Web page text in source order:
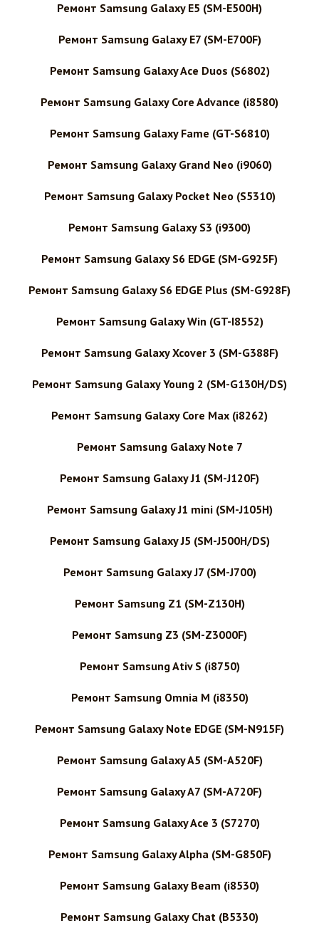
Ремонт Samsung Galaxy E5 (SM-E500H)
Ремонт Samsung Galaxy E7 (SM-E700F)
Ремонт Samsung Galaxy Ace Duos (S6802)
Ремонт Samsung Galaxy Core Advance (i8580)
Ремонт Samsung Galaxy Fame (GT-S6810)
Ремонт Samsung Galaxy Grand Neo (i9060)
Ремонт Samsung Galaxy Pocket Neo (S5310)
Ремонт Samsung Galaxy S3 (i9300)
Ремонт Samsung Galaxy S6 EDGE (SM-G925F)
Ремонт Samsung Galaxy S6 EDGE Plus (SM-G928F)
Ремонт Samsung Galaxy Win (GT-I8552)
Ремонт Samsung Galaxy Xcover 3 (SM-G388F)
Ремонт Samsung Galaxy Young 2 (SM-G130H/DS)
Ремонт Samsung Galaxy Core Max (i8262)
Ремонт Samsung Galaxy Note 7
Ремонт Samsung Galaxy J1 (SM-J120F)
Ремонт Samsung Galaxy J1 mini (SM-J105H)
Ремонт Samsung Galaxy J5 (SM-J500H/DS)
Ремонт Samsung Galaxy J7 (SM-J700)
Ремонт Samsung Z1 (SM-Z130H)
Ремонт Samsung Z3 (SM-Z3000F)
Ремонт Samsung Ativ S (i8750)
Ремонт Samsung Omnia M (i8350)
Ремонт Samsung Galaxy Note EDGE (SM-N915F)
Ремонт Samsung Galaxy A5 (SM-A520F)
Ремонт Samsung Galaxy A7 (SM-A720F)
Ремонт Samsung Galaxy Ace 3 (S7270)
Ремонт Samsung Galaxy Alpha (SM-G850F)
Ремонт Samsung Galaxy Beam (i8530)
Ремонт Samsung Galaxy Chat (B5330)